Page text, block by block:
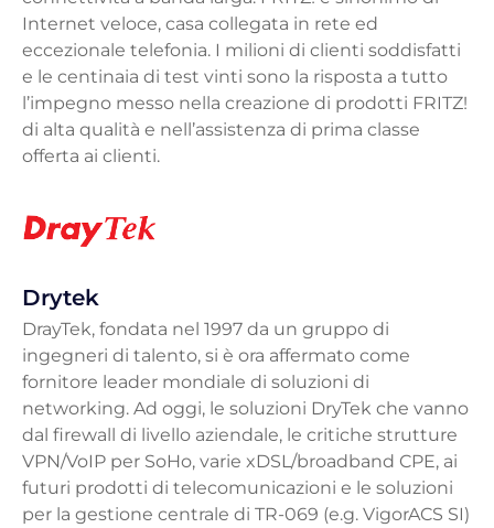
Internet veloce, casa collegata in rete ed
eccezionale telefonia. I milioni di clienti soddisfatti
e le centinaia di test vinti sono la risposta a tutto
l’impegno messo nella creazione di prodotti FRITZ!
di alta qualità e nell’assistenza di prima classe
offerta ai clienti.
Drytek
DrayTek, fondata nel 1997 da un gruppo di
ingegneri di talento, si è ora affermato come
fornitore leader mondiale di soluzioni di
networking. Ad oggi, le soluzioni DryTek che vanno
dal firewall di livello aziendale, le critiche strutture
VPN/VoIP per SoHo, varie xDSL/broadband CPE, ai
futuri prodotti di telecomunicazioni e le soluzioni
per la gestione centrale di TR-069 (e.g. VigorACS SI)